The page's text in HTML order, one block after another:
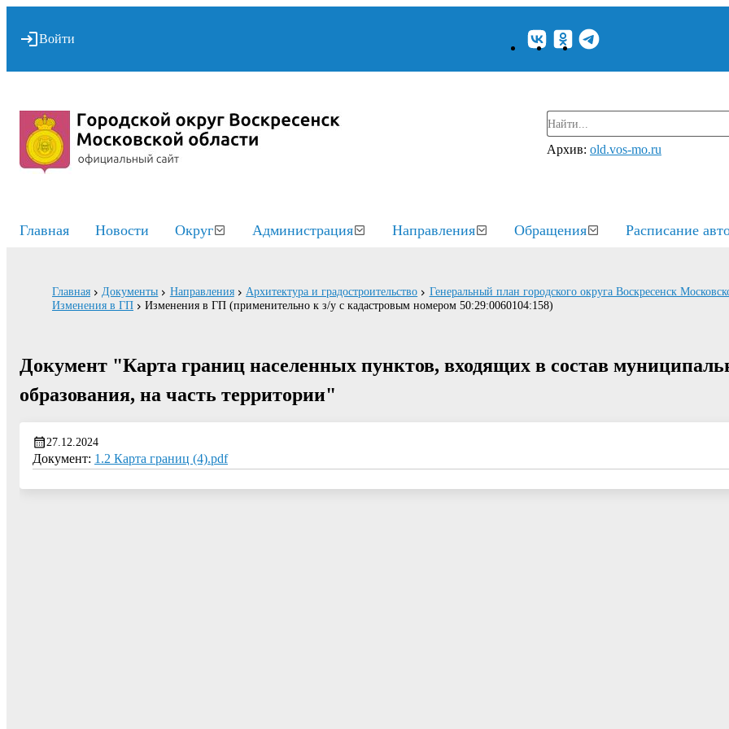
Войти
Архив: old.vos-mo.ru
Главная Новости Округ Администрация Направления Обращения Расписание
Главная Документы Направления Архитектура и градостроительство
Генеральный план городского округа Воскресенск
Изменения в ГП
Изменения в ГП (применительно к з/у с кадастровым номером 50:29:0060104:158)
Документ "Карта границ населенных пунктов, входящих в состав
образования, на часть территории"
27.12.2024
Документ: 1.2 Карта границ (4).pdf